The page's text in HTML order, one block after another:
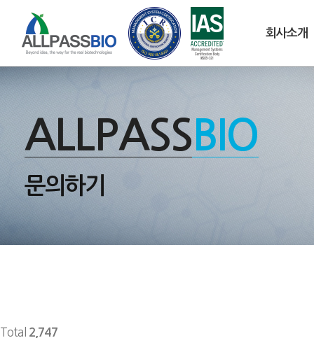
회사소개
ALLPASS BIO
문의하기
Total 2,747